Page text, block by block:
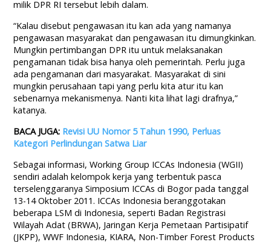
milik DPR RI tersebut lebih dalam.
“Kalau disebut pengawasan itu kan ada yang namanya
pengawasan masyarakat dan pengawasan itu dimungkinkan.
Mungkin pertimbangan DPR itu untuk melaksanakan
pengamanan tidak bisa hanya oleh pemerintah. Perlu juga
ada pengamanan dari masyarakat. Masyarakat di sini
mungkin perusahaan tapi yang perlu kita atur itu kan
sebenarnya mekanismenya. Nanti kita lihat lagi drafnya,”
katanya.
BACA JUGA: Revisi UU Nomor 5 Tahun 1990, Perluas
Kategori Perlindungan Satwa Liar
Sebagai informasi, Working Group ICCAs Indonesia (WGII)
sendiri adalah kelompok kerja yang terbentuk pasca
terselenggaranya Simposium ICCAs di Bogor pada tanggal
13-14 Oktober 2011. ICCAs Indonesia beranggotakan
beberapa LSM di Indonesia, seperti Badan Registrasi
Wilayah Adat (BRWA), Jaringan Kerja Pemetaan Partisipatif
(JKPP), WWF Indonesia, KIARA, Non-Timber Forest Products